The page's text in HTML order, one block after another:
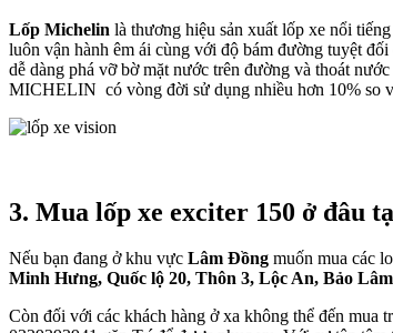
Lốp Michelin là thương hiệu sản xuất lốp xe nổi
luôn vận hành êm ái cùng với độ bám đường tuyệt
dễ dàng phá vỡ bờ mặt nước trên đường và thoát
MICHELIN có vòng đời sử dụng nhiều hơn 10% so
3. Mua lốp xe exciter 150 ở đâu
Nếu bạn đang ở khu vực Lâm Đồng muốn mua các
Minh Hưng, Quốc lộ 20, Thôn 3, Lộc An, Bảo
Còn đối với các khách hàng ở xa không thể đến mua